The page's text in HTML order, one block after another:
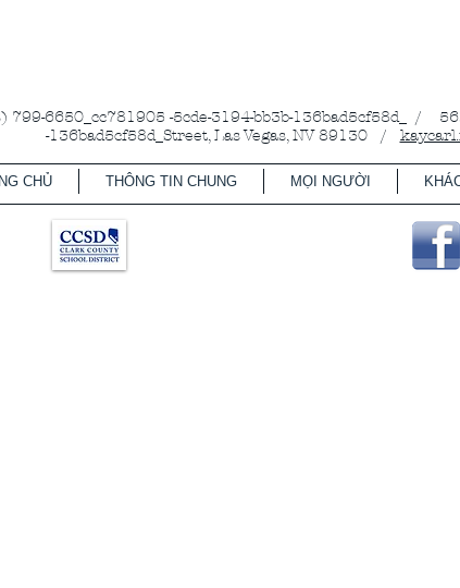
6650_cc781905 -5cde-3194-bb3b-136bad5cf58d_ /
-136bad5cf58d_Street, Las Vegas, NV 89130 /
CHỦ THÔNG TIN CHUNG MỌI NGƯỜI